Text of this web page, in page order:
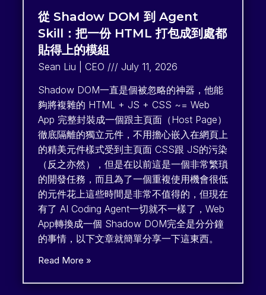
從 Shadow DOM 到 Agent
Skill：把一份 HTML 打包成到處都
貼得上的模組
Sean Liu | CEO
July 11, 2026
Shadow DOM一直是個被忽略的神器，他能
夠將複雜的 HTML + JS + CSS ~= Web
App 完整封裝成一個跟主頁面（Host Page）
徹底隔離的獨立元件，不用擔心嵌入在網頁上
的精美元件樣式受到主頁面 CSS跟 JS的污染
（反之亦然），但是在以前這是一個非常繁瑣
的開發任務，而且為了一個重複使用機會很低
的元件花上這些時間是非常不值得的，但現在
有了 AI Coding Agent一切就不一樣了，Web
App轉換成一個 Shadow DOM完全是分分鐘
的事情，以下文章就簡單分享一下這東西。
Read More »